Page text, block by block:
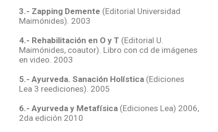
3.- Zapping Demente (Editorial Universidad
Maimónides). 2003
4.- Rehabilitación en O y T (Editorial U.
Maimónides, coautor). Libro con cd de imágenes
en video. 2003
5.- Ayurveda. Sanación Holística (Ediciones
Lea 3 reediciones). 2005
6.- Ayurveda y Metafísica (Ediciones Lea) 2006,
2da edición 2010